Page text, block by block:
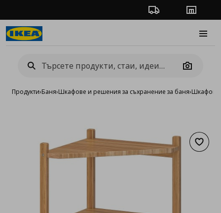
Проследяване на
Camera
Продукти›Баня›Шкафове и решения за съхранение за баня›Шкафове